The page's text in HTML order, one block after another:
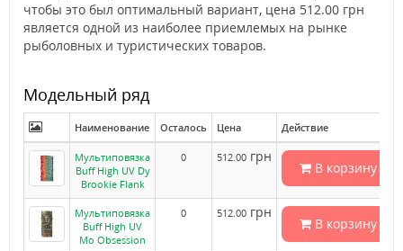
чтобы это был оптимальный вариант, цена 512.00 грн
является одной из наиболее приемлемых на рынке
рыболовных и туристических товаров.
Модельный ряд
Наименование Осталось Цена Действие
Мультиповязка
Buff High UV Dy
Brookie Flank
0 512.00 грн
В корзину
Мультиповязка
Buff High UV
Mo Obsession
0 512.00 грн
В корзину